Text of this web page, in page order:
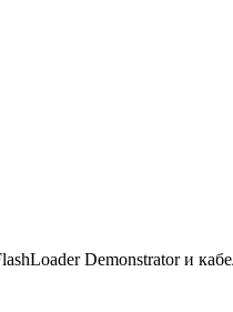
Demonstrator и